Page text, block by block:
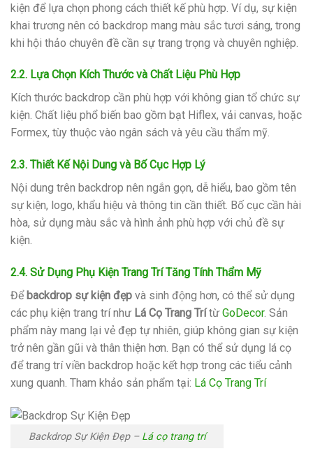
kiện để lựa chọn phong cách thiết kế phù hợp. Ví dụ, sự kiện
khai trương nên có backdrop mang màu sắc tươi sáng, trong
khi hội thảo chuyên đề cần sự trang trọng và chuyên nghiệp.
2.2. Lựa Chọn Kích Thước và Chất Liệu Phù Hợp
Kích thước backdrop cần phù hợp với không gian tổ chức sự
kiện. Chất liệu phổ biến bao gồm bạt Hiflex, vải canvas, hoặc
Formex, tùy thuộc vào ngân sách và yêu cầu thẩm mỹ.
2.3. Thiết Kế Nội Dung và Bố Cục Hợp Lý
Nội dung trên backdrop nên ngắn gọn, dễ hiểu, bao gồm tên
sự kiện, logo, khẩu hiệu và thông tin cần thiết. Bố cục cần hài
hòa, sử dụng màu sắc và hình ảnh phù hợp với chủ đề sự
kiện.
2.4. Sử Dụng Phụ Kiện Trang Trí Tăng Tính Thẩm Mỹ
Để backdrop sự kiện đẹp và sinh động hơn, có thể sử dụng
các phụ kiện trang trí như Lá Cọ Trang Trítừ GoDecor. Sản
phẩm này mang lại vẻ đẹp tự nhiên, giúp không gian sự kiện
trở nên gần gũi và thân thiện hơn. Bạn có thể sử dụng lá cọ
để trang trí viền backdrop hoặc kết hợp trong các tiểu cảnh
xung quanh. Tham khảo sản phẩm tại: Lá Cọ Trang Trí
Backdrop Sự Kiện Đẹp – Lá cọ trang trí